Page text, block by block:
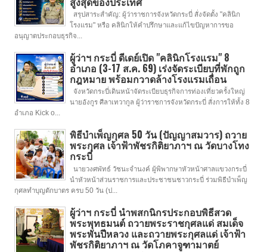
สรุปสาระสำคัญ: ผู้ว่าราชการจังหวัดกระบี่ สั่งจัดตั้ง "คลินิก
โรงแรม" หรือ คลินิกให้คำปรึกษาและแก้ไขปัญหาการขอ
อนุญาตประกอบธุรกิจ...
ผู้ว่าฯ กระบี่ ดีเดย์เปิด "คลินิกโรงแรม" 8
อำเภอ (3-17 ส.ค. 69) เร่งจัดระเบียบที่พักถูก
กฎหมาย พร้อมกวาดล้างโรงแรมเถื่อน
จังหวัดกระบี่เดินหน้าจัดระเบียบธุรกิจการท่องเที่ยวครั้งใหญ่
นายอังกูร ศีลาเทวากูล ผู้ว่าราชการจังหวัดกระบี่ สั่งการให้ทั้ง 8
อำเภอ Kick o...
พิธีบำเพ็ญกุศล 50 วัน (ปัญญาสมวาร) ถวาย
พระกุศล เจ้าฟ้าพัชรกิติยาภาฯ ณ วัดบางโทง
กระบี่
นายวงศพัทธ์ วัชนะจำนงค์ ผู้พิพากษาหัวหน้าศาลแขวงกระบี่
นำหัวหน้าส่วนราชการและประชาชนชาวกระบี่ ร่วมพิธีบำเพ็ญ
กุศลทำบุญตักบาตร ครบ 50 วัน (ป...
ผู้ว่าฯ กระบี่ นำพสกนิกรประกอบพิธีสวด
พระพุทธมนต์ ถวายพระราชกุศลแด่ สมเด็จ
พระพันปีหลวง และถวายพระกุศลแด่ เจ้าฟ้า
พัชรกิติยาภาฯ ณ วัดโภคาจูฑามาตย์